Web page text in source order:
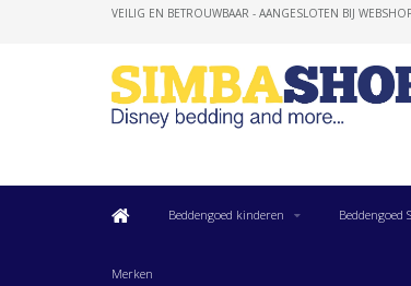
VEILIG EN BETROUWBAAR - AANGESLOTEN BIJ
Beddengoed kinderen Beddengoed
Merken